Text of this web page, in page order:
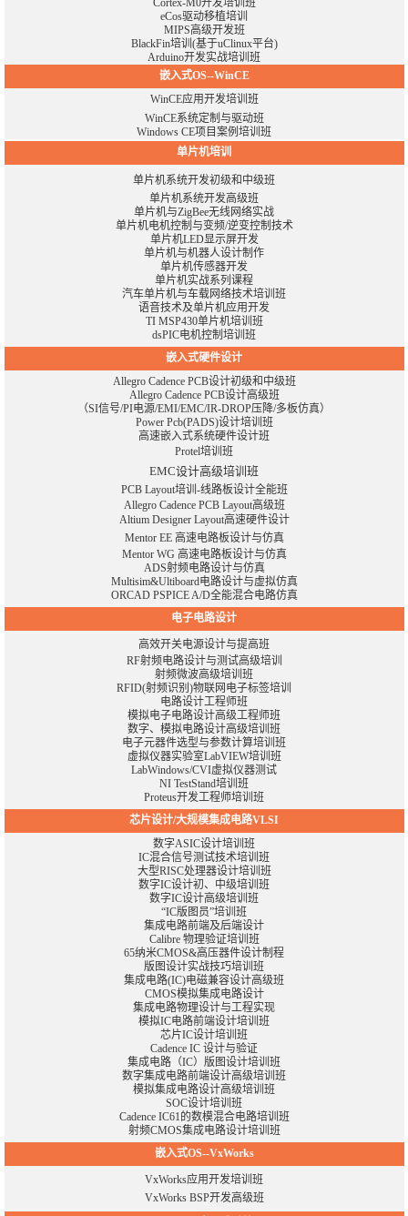
Cortex-M0开发培训班
eCos驱动移植培训
MIPS高级开发班
BlackFin培训(基于uClinux平台)
Arduino开发实战培训班
嵌入式OS--WinCE
WinCE应用开发培训班
WinCE系统定制与驱动班
Windows CE项目案例培训班
单片机培训
单片机系统开发初级和中级班
单片机系统开发高级班
单片机与ZigBee无线网络实战
单片机电机控制与变频/逆变控制技术
单片机LED显示屏开发
单片机与机器人设计制作
单片机传感器开发
单片机实战系列课程
汽车单片机与车载网络技术培训班
语音技术及单片机应用开发
TI MSP430单片机培训班
dsPIC电机控制培训班
嵌入式硬件设计
Allegro Cadence PCB设计初级和中级班
Allegro Cadence PCB设计高级班
（SI信号/PI电源/EMI/EMC/IR-DROP压降/多板仿真）
Power Pcb(PADS)设计培训班
高速嵌入式系统硬件设计班
Protel培训班
EMC设计高级培训班
PCB Layout培训-线路板设计全能班
Allegro Cadence PCB Layout高级班
Altium Designer Layout高速硬件设计
Mentor EE 高速电路板设计与仿真
Mentor WG 高速电路板设计与仿真
ADS射频电路设计与仿真
Multisim&Ultiboard电路设计与虚拟仿真
ORCAD PSPICE A/D全能混合电路仿真
电子电路设计
高效开关电源设计与提高班
RF射频电路设计与测试高级培训
射频微波高级培训班
RFID(射频识别)物联网电子标签培训
电路设计工程师班
模拟电子电路设计高级工程师班
数字、模拟电路设计高级培训班
电子元器件选型与参数计算培训班
虚拟仪器实验室LabVIEW培训班
LabWindows/CVI虚拟仪器测试
NI TestStand培训班
Proteus开发工程师培训班
芯片设计/大规模集成电路VLSI
数字ASIC设计培训班
IC混合信号测试技术培训班
大型RISC处理器设计培训班
数字IC设计初、中级培训班
数字IC设计高级培训班
“IC版图员”培训班
集成电路前端及后端设计
Calibre 物理验证培训班
65纳米CMOS&高压器件设计制程
版图设计实战技巧培训班
集成电路(IC)电磁兼容设计高级班
CMOS模拟集成电路设计
集成电路物理设计与工程实现
模拟IC电路前端设计培训班
芯片IC设计培训班
Cadence IC 设计与验证
集成电路（IC）版图设计培训班
数字集成电路前端设计高级培训班
模拟集成电路设计高级培训班
SOC设计培训班
Cadence IC61的数模混合电路培训班
射频CMOS集成电路设计培训班
嵌入式OS--VxWorks
VxWorks应用开发培训班
VxWorks BSP开发高级班